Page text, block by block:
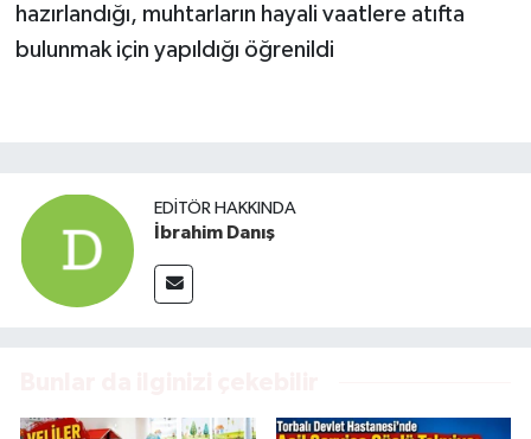
hazırlandığı, muhtarların hayali vaatlere atıfta
bulunmak için yapıldığı öğrenildi
EDITÖR HAKKINDA
İbrahim Danış